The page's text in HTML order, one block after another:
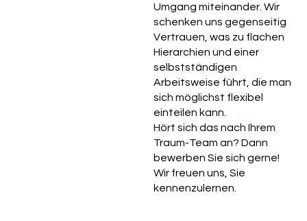
Umgang miteinander. Wir
schenken uns gegenseitig
Vertrauen, was zu flachen
Hierarchien und einer
selbstständigen
Arbeitsweise führt, die man
sich möglichst flexibel
einteilen kann.
Hört sich das nach Ihrem
Traum-Team an? Dann
bewerben Sie sich gerne!
Wir freuen uns, Sie
kennenzulernen.